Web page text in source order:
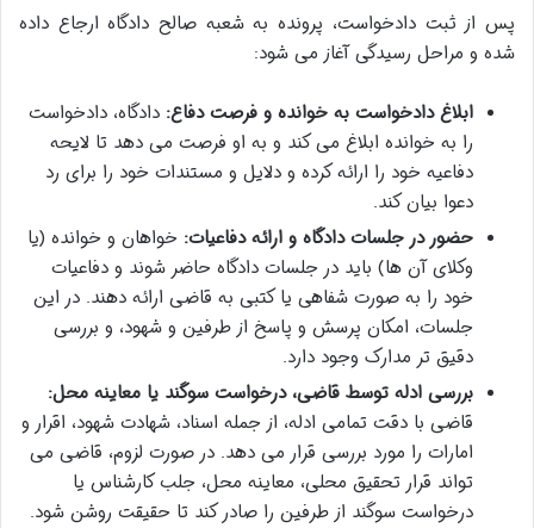
پس از ثبت دادخواست، پرونده به شعبه صالح دادگاه ارجاع داده
شده و مراحل رسیدگی آغاز می شود:
ابلاغ دادخواست به خوانده و فرصت دفاع: دادگاه، دادخواست
را به خوانده ابلاغ می کند و به او فرصت می دهد تا لایحه
دفاعیه خود را ارائه کرده و دلایل و مستندات خود را برای رد
دعوا بیان کند.
حضور در جلسات دادگاه و ارائه دفاعیات: خواهان و خوانده (یا
وکلای آن ها) باید در جلسات دادگاه حاضر شوند و دفاعیات
خود را به صورت شفاهی یا کتبی به قاضی ارائه دهند. در این
جلسات، امکان پرسش و پاسخ از طرفین و شهود، و بررسی
دقیق تر مدارک وجود دارد.
بررسی ادله توسط قاضی، درخواست سوگند یا معاینه محل:
قاضی با دقت تمامی ادله، از جمله اسناد، شهادت شهود، اقرار و
امارات را مورد بررسی قرار می دهد. در صورت لزوم، قاضی می
تواند قرار تحقیق محلی، معاینه محل، جلب کارشناس یا
درخواست سوگند از طرفین را صادر کند تا حقیقت روشن شود.